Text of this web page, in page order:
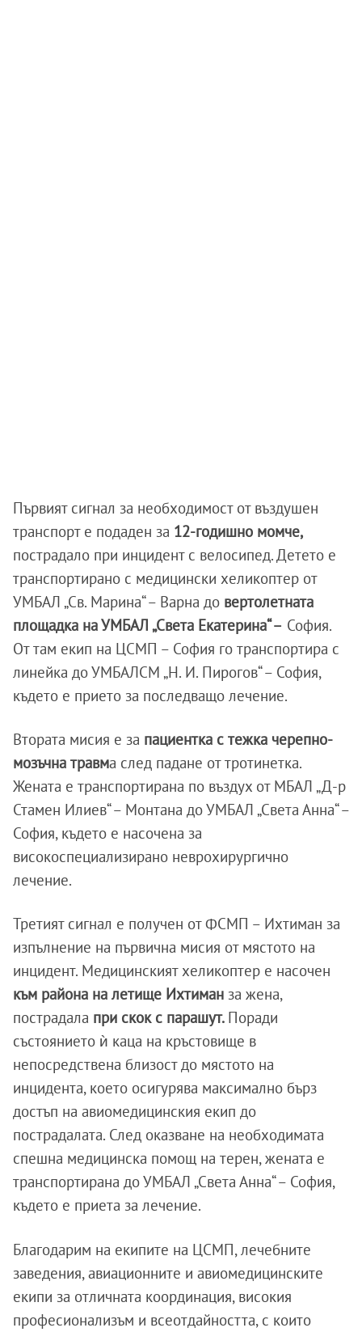
Първият сигнал за необходимост от въздушен
транспорт е подаден за 12-годишно момче,
пострадало при инцидент с велосипед. Детето е
транспортирано с медицински хеликоптер от
УМБАЛ „Св. Марина“ – Варна до вертолетната
площадка на УМБАЛ „Света Екатерина“ – София.
От там екип на ЦСМП – София го транспортира с
линейка до УМБАЛСМ „Н. И. Пирогов“ – София,
където е прието за последващо лечение.
Втората мисия е за пациентка с тежка черепно-
мозъчна травма след падане от тротинетка.
Жената е транспортирана по въздух от МБАЛ „Д-р
Стамен Илиев“ – Монтана до УМБАЛ „Света Анна“ –
София, където е насочена за
високоспециализирано неврохирургично
лечение.
Третият сигнал е получен от ФСМП – Ихтиман за
изпълнение на първична мисия от мястото на
инцидент. Медицинският хеликоптер е насочен
към района на летище Ихтиман за жена,
пострадала при скок с парашут. Поради
състоянието ѝ каца на кръстовище в
непосредствена близост до мястото на
инцидента, което осигурява максимално бърз
достъп на авиомедицинския екип до
пострадалата. След оказване на необходимата
спешна медицинска помощ на терен, жената е
транспортирана до УМБАЛ „Света Анна“ – София,
където е приета за лечение.
Благодарим на екипите на ЦСМП, лечебните
заведения, авиационните и авиомедицинските
екипи за отличната координация, високия
професионализъм и всеотдайността, с които